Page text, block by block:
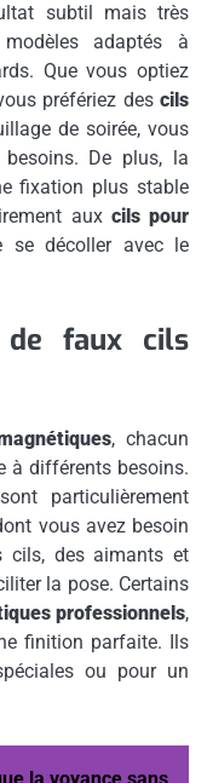
subtil mais très
adaptés à
Que vous optiez
préfériez des cils
de soirée, vous
De plus, la
fixation plus stable
aux cils pour
se décoller avec le
de faux cils
, chacun
à différents besoins.
particulièrement
vous avez besoin
cils, des aimants et
la pose. Certains
professionnels,
finition parfaite. Ils
ou pour un
la voyance sans